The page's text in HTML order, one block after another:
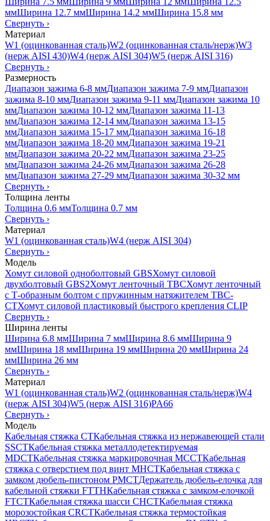
ммШирина 12.7 ммШирина 14.2 ммШирина 15.8 мм
Свернуть ›
Материал
W1 (оцинкованная сталь)W2 (оцинкованная сталь/нерж)W3
(нерж AISI 430)W4 (нерж AISI 304)W5 (нерж AISI 316)
Свернуть ›
Размерность
Диапазон зажима 6-8 ммДиапазон зажима 7-9 ммДиапазон
зажима 8-10 ммДиапазон зажима 9-11 ммДиапазон зажима 10
ммДиапазон зажима 10-12 ммДиапазон зажима 11-13
ммДиапазон зажима 12-14 ммДиапазон зажима 13-15
ммДиапазон зажима 15-17 ммДиапазон зажима 16-18
ммДиапазон зажима 18-20 ммДиапазон зажима 19-21
ммДиапазон зажима 20-22 ммДиапазон зажима 23-25
ммДиапазон зажима 24-26 ммДиапазон зажима 26-28
ммДиапазон зажима 27-29 ммДиапазон зажима 30-32 мм
Свернуть ›
Толщина ленты
Толщина 0.6 ммТолщина 0.7 мм
Свернуть ›
Материал
W1 (оцинкованная сталь)W4 (нерж AISI 304)
Свернуть ›
Модель
Хомут силовой одноболтовый GBSХомут силовой
двухболтовый GBS2Хомут ленточный TBCХомут ленточный
с Т-образным болтом с пружинным натяжителем TBC-
CTХомут силовой пластиковый быстрого крепления CLIP
Свернуть ›
Ширина ленты
Ширина 6.8 ммШирина 7 ммШирина 8.6 ммШирина 9
ммШирина 18 ммШирина 19 ммШирина 20 ммШирина 24
ммШирина 26 мм
Свернуть ›
Материал
W1 (оцинкованная сталь)W2 (оцинкованная сталь/нерж)W4
(нерж AISI 304)W5 (нерж AISI 316)PA66
Свернуть ›
Модель
Кабельная стяжка CTКабельная стяжка из нержавеющей стали
SSCTКабельная стяжка металлодетектируемая
MDCTКабельная стяжка маркировочная MCCTКабельная
стяжка с отверстием под винт MHCTКабельная стяжка с
замком дюбель-пистоном PMCTДержатель дюбель-елочка для
кабельной стяжки FTTHКабельная стяжка c замком-елочкой
FTCTКабельная стяжка шасси CHCTКабельная стяжка
морозостойкая CRCTКабельная стяжка термостойкая